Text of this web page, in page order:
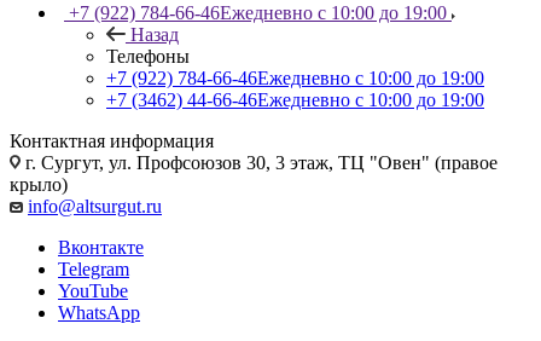
+7 (922) 784-66-46Ежедневно с 10:00 до 19:00
Назад
Телефоны
+7 (922) 784-66-46Ежедневно с 10:00 до 19:00
+7 (3462) 44-66-46Ежедневно с 10:00 до 19:00
Контактная информация
г. Сургут, ул. Профсоюзов 30, 3 этаж, ТЦ "Овен" (правое
крыло)
info@altsurgut.ru
Вконтакте
Telegram
YouTube
WhatsApp